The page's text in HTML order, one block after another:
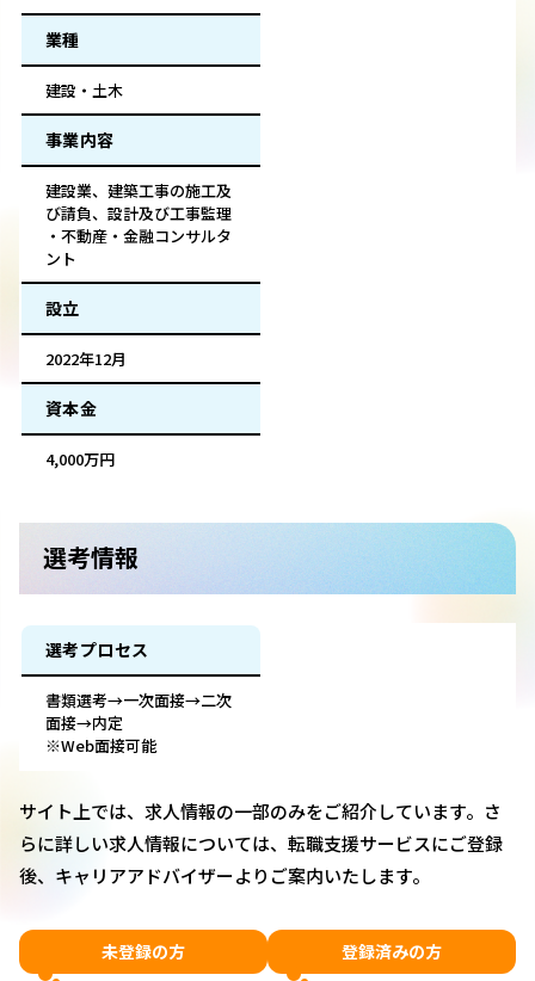
業種
建設・土木
事業内容
建設業、建築工事の施工及
び請負、設計及び工事監理
・不動産・金融コンサルタ
ント
設立
2022年12月
資本金
4,000万円
選考情報
選考プロセス
書類選考→一次面接→二次
面接→内定
※Web面接可能
サイト上では、求人情報の一部のみをご紹介しています。さ
らに詳しい求人情報については、転職支援サービスにご登録
後、キャリアアドバイザーよりご案内いたします。
未登録の方 登録済みの方